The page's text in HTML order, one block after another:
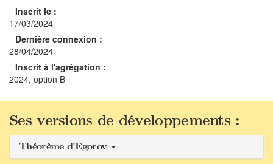
Inscrit le :
17/03/2024
Dernière connexion :
28/04/2024
Inscrit à l'agrégation :
2024, option B
Ses versions de développements :
Théorème d'Egorov